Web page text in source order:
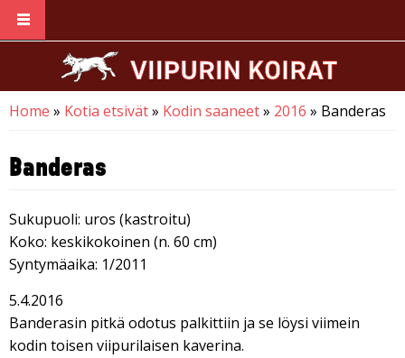
Skip to main content
You are here
Home » Kotia etsivät» Kodin saaneet» 2016 » Banderas
Banderas
Sukupuoli: uros (kastroitu)
Koko: keskikokoinen (n. 60 cm)
Syntymäaika: 1/2011
5.4.2016
Banderasin pitkä odotus palkittiin ja se löysi viimein
kodin toisen viipurilaisen kaverina.